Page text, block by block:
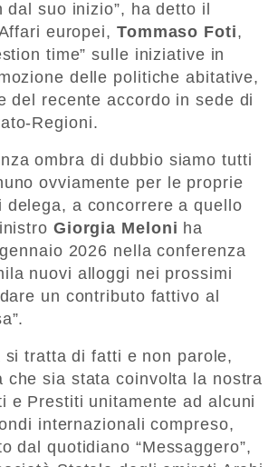
dal suo inizio”, ha detto il
europei, Tommaso Foti,
time” sulle iniziative in
delle politiche abitative,
del recente accordo in sede di
Regioni.
ombra di dubbio siamo tutti
ovviamente per le proprie
delega, a concorrere a quello
Giorgia Meloni ha
2026 nella conferenza
nuovi alloggi nei prossimi
un contributo fattivo al
si tratta di fatti e non parole,
che sia stata coinvolta la nostra
e Prestiti unitamente ad alcuni
internazionali compreso,
dal quotidiano “Messaggero”,